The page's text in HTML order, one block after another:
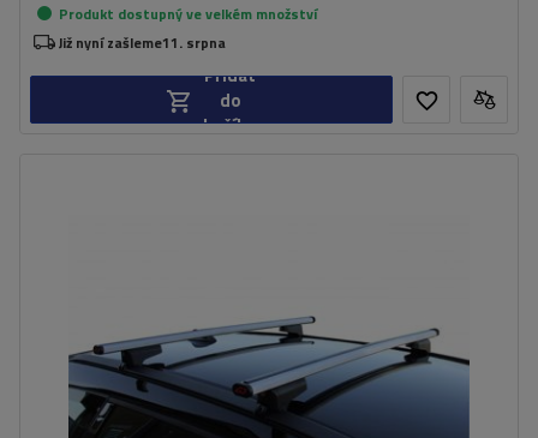
Produkt dostupný ve velkém množství
Již nyní zašleme11. srpna
Přidat
do
košíku